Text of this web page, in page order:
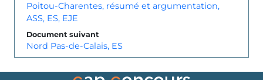
Poitou-Charentes, résumé et argumentation,
ASS, ES, EJE
Document suivant
Nord Pas-de-Calais, ES